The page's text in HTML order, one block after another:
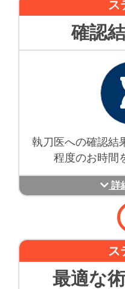
ス
確認
執刀医への確認結
程度のお時間
詳
ス
最適な